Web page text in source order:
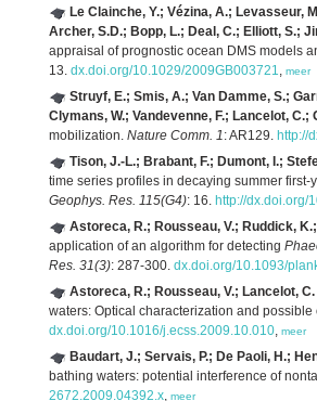
Le Clainche, Y.; Vézina, A.; Levasseur,
Archer, S.D.; Bopp, L.; Deal, C.; Elliott, S.;
appraisal of prognostic ocean DMS models
13. dx.doi.org/10.1029/2009GB003721, meer
Struyf, E.; Smis, A.; Van Damme, S.;
Clymans, W.; Vandevenne, F.; Lancelot, C.;
mobilization. Nature Comm. 1: AR129. http://
Tison, J.-L.; Brabant, F.; Dumont, I.;
time series profiles in decaying summer
Geophys. Res. 115(G4): 16. http://dx.doi.org/
Astoreca, R.; Rousseau, V.; Ruddick,
application of an algorithm for detecting
Res. 31(3): 287-300. dx.doi.org/10.1093/
Astoreca, R.; Rousseau, V.; Lancelot, C.
waters: Optical characterization and possible
dx.doi.org/10.1016/j.ecss.2009.10.010, meer
Baudart, J.; Servais, P.; De Paoli, H.;
bathing waters: potential interference of
2672.2009.04392.x, meer